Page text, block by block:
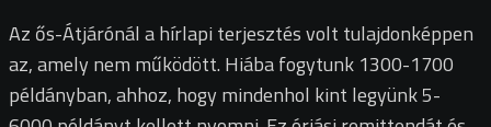
Az ős-Átjárónál a hírlapi terjesztés volt tulajdonképpen
az, amely nem működött. Hiába fogytunk 1300-1700
példányban, ahhoz, hogy mindenhol kint legyünk 5-